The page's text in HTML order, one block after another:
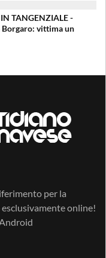
TANGENZIALE -
vittima un
per la
esclusivamente online!
Android